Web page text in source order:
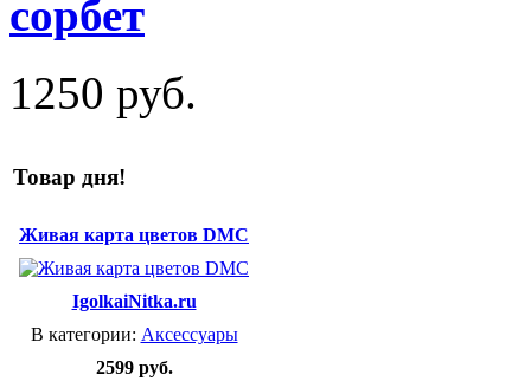
сорбет
1250 руб.
Товар дня!
Живая карта цветов DMC
IgolkaiNitka.ru
В категории: Аксессуары
2599 руб.